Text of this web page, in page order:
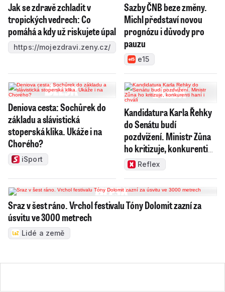
Jak se zdravě zchladit v
tropických vedrech: Co
pomáhá a kdy už riskujete úpal
https://mojezdravi.zeny.cz/
Sazby ČNB beze změny.
Michl představí novou
prognózu i důvody pro
pauzu
e15
Deniova cesta: Sochůrek do
základu a slávistická
stoperská klika. Ukáže i na
Chorého?
iSport
Kandidatura Karla Řehky
do Senátu budí
pozdvižení. Ministr Zůna
ho kritizuje, konkurenti
haní i chválí
Reflex
Sraz v šest ráno. Vrchol festivalu Tóny Dolomit zazní za
úsvitu ve 3000 metrech
Lidé a země